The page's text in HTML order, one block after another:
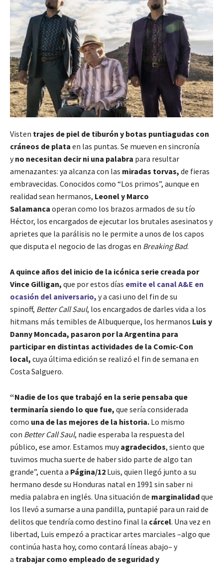
Visten trajes de piel de tiburón y botas puntiagudas con
cráneos de plata en las puntas. Se mueven en sincronía
yno necesitan decir ni una palabra para resultar
amenazantes: ya alcanza con las miradas torvas, de fieras
embravecidas. Conocidos como “Los primos”, aunque en
realidad sean hermanos, Leonel y Marco
Salamanca operan como los brazos armados de su tío
Héctor, los encargados de ejecutar los brutales asesinatos y
aprietes que la parálisis no le permite a unos de los capos
que disputa el negocio de las drogas en Breaking Bad.
A quince años del inicio de la icónica serie creada por
Vince Gilligan, que por estos días emite el canal A&E en
ocasión del aniversario, y a casi uno del fin de su
spinoff, Better Call Saul, los encargados de darles vida a los
hitmans más temibles de Albuquerque, los hermanos Luis y
Danny Moncada, pasaron por la Argentina para
participar en distintas actividades de la Comic-Con
local, cuya última edición se realizó el fin de semana en
Costa Salguero.
“Nadie de los que trabajó en la serie pensaba que
terminaría siendo lo que fue, que sería considerada
como una de las mejores de la historia. Lo mismo
con Better Call Saul, nadie esperaba la respuesta del
público, ese amor. Estamos muyagradecidos, siento que
tuvimos mucha suerte de haber sido parte de algo tan
grande”, cuenta a Página/12 Luis, quien llegó junto a su
hermano desde su Honduras natal en 1991 sin saber ni
media palabra en inglés. Una situación de marginalidadque
los llevó a sumarse a una pandilla, puntapié para un raid de
delitos que tendría como destino final la cárcel. Una vez en
libertad, Luis empezó a practicar artes marciales –algo que
continúa hasta hoy, como contará líneas abajo– y
a trabajar como empleado de seguridad y